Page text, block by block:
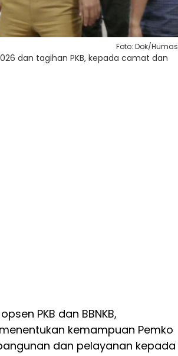
Foto: Dok/Humas
dan tagihan PKB, kepada camat dan
PKB dan BBNKB,
kemampuan Pemko
dan pelayanan kepada